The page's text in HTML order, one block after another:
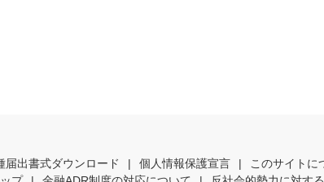
届出書式ダウンロード | 個人情報保護宣言 |
このサイトに